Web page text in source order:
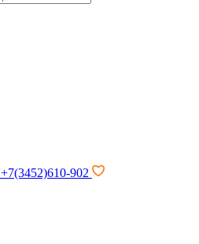
+7(3452)610-902